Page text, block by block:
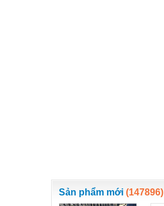
Nồi hơi - Trang thiết bị
Nông nghiệp - Thiết bị
Sản phẩm mới (147896)